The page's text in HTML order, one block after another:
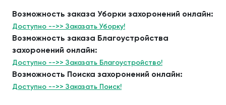
Возможность заказа Уборки захоронений онлайн:
Доступно -->> Заказать Уборку!
Возможность заказа Благоустройства
захоронений онлайн:
Доступно -->> Заказать Благоустройство!
Возможность Поиска захоронений онлайн:
Доступно -->> Заказать Поиск!